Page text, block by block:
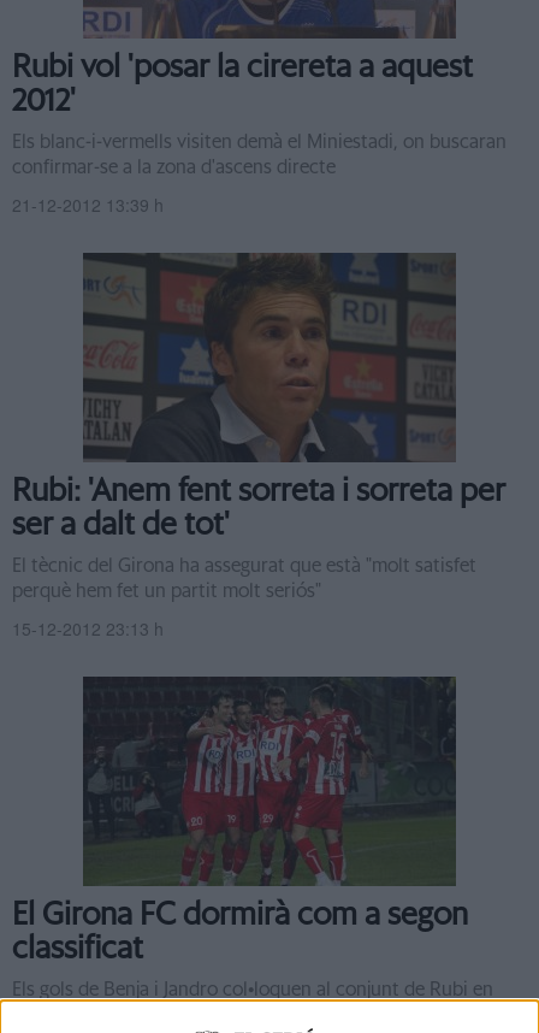
Rubi vol 'posar la cirereta a aquest
2012'
Els blanc-i-vermells visiten demà el Miniestadi, on buscaran
confirmar-se a la zona d'ascens directe
21-12-2012 13:39 h
Rubi: 'Anem fent sorreta i sorreta per
ser a dalt de tot'
El tècnic del Girona ha assegurat que està "molt satisfet
perquè hem fet un partit molt seriós"
15-12-2012 23:13 h
El Girona FC dormirà com a segon
classificat
Els gols de Benja i Jandro col•loquen al conjunt de Rubi en